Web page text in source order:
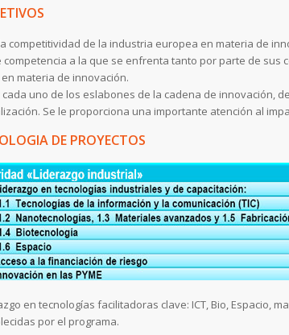
competitividad de la industria europea en materia de
competencia a la que se enfrenta tanto por parte de sus
materia de innovación.
uno de los eslabones de la cadena de innovación,
Se le proporciona una importante atención al
DE PROYECTOS
en tecnologías facilitadoras clave: ICT, Bio, Espacio,
por el programa.